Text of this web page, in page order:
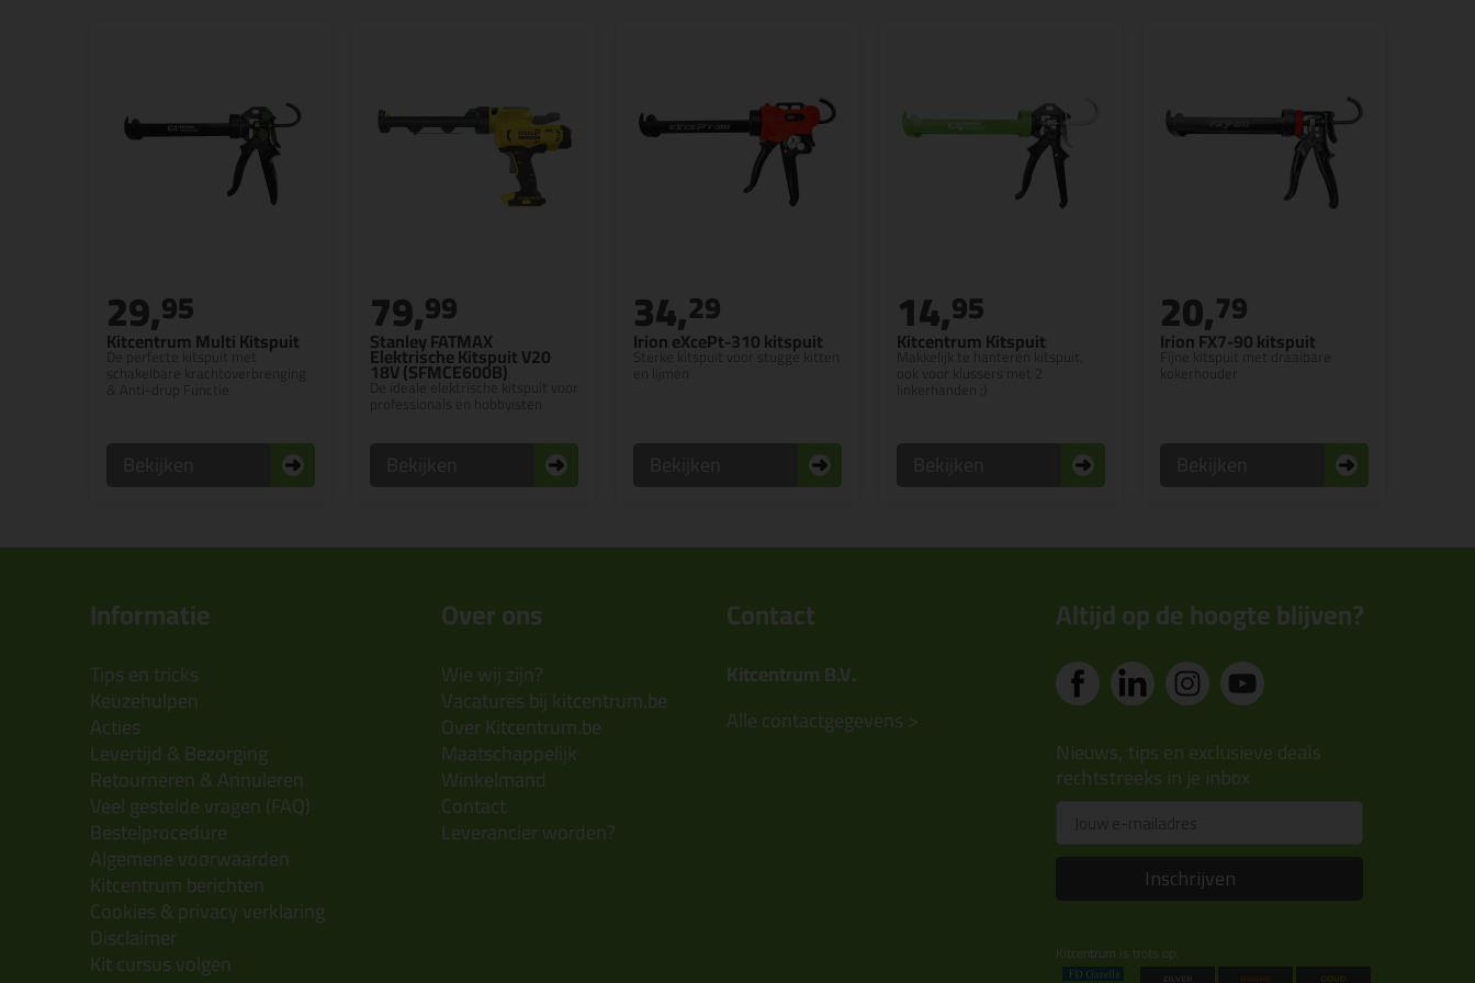
Kitcentrum Multi Kitspuit
De perfecte kitspuit met
29,95
Stanley FATMAX
Elektrische Kitspuit V20
18V (SFMCE600B)
De ideale elektrische kitspuit voor
79,99
Irion eXcePt-310 kitspuit
Sterke kitspuit voor stugge kitten
34,29
Kitcentrum Kitspuit
Makkelijk te hanteren kitspuit,
14,95
Irion FX7-90 kitspuit
Fijne kitspuit met draaibare
20,79
Informatie
Tips en tricks
Keuzehulpen
Acties
Levertijd & Bezorging
Retourneren & Annuleren
Veel gestelde vragen (FAQ)
Bestelprocedure
Algemene voorwaarden
Kitcentrum berichten
Cookies & privacy verklaring
Disclaimer
Kit cursus volgen
Over ons
Wie wij zijn?
Vacatures bij kitcentrum.be
Over Kitcentrum.be
Maatschappelijk
Winkelmand
Contact
Leverancier worden?
Contact
Kitcentrum B.V.
Alle contactgegevens >
Altijd op de hoogte blijven?
Nieuws, tips en exclusieve deals
rechtstreeks in je inbox
Inschrijven
Kitcentrum is trots op: